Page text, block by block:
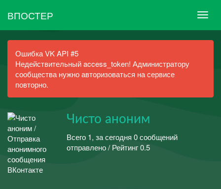
ВПОСТЕР
Ошибка VK API #5
Недействительный access_token! Администратору
сообщества нужно авторизоваться на сервисе
повторно.
Чисто аноним
Всего 1, за сегодня 0 сообщений
отправлено / Рейтинг 0.5